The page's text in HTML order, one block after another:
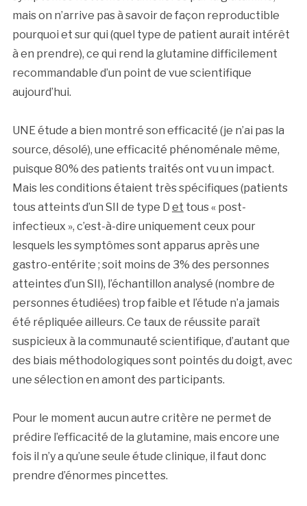
mais on n’arrive pas à savoir de façon reproductible
pourquoi et sur qui (quel type de patient aurait intérêt
à en prendre), ce qui rend la glutamine difficilement
recommandable d’un point de vue scientifique
aujourd’hui.
UNE étude a bien montré son efficacité (je n’ai pas la
source, désolé), une efficacité phénoménale même,
puisque 80% des patients traités ont vu un impact.
Mais les conditions étaient très spécifiques (patients
tous atteints d’un SII de type D et tous « post-
infectieux », c’est-à-dire uniquement ceux pour
lesquels les symptômes sont apparus après une
gastro-entérite ; soit moins de 3% des personnes
atteintes d’un SII), l’échantillon analysé (nombre de
personnes étudiées) trop faible et l’étude n’a jamais
été répliquée ailleurs. Ce taux de réussite paraît
suspicieux à la communauté scientifique, d’autant que
des biais méthodologiques sont pointés du doigt, avec
une sélection en amont des participants.
Pour le moment aucun autre critère ne permet de
prédire l’efficacité de la glutamine, mais encore une
fois il n’y a qu’une seule étude clinique, il faut donc
prendre d’énormes pincettes.